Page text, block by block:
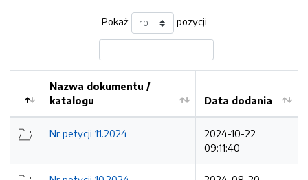
Pokaż pozycji
Kolejność
Nazwa dokumentu /
katalogu
Data dodania
Nr petycji 11.2024
2024-10-22
09:11:40